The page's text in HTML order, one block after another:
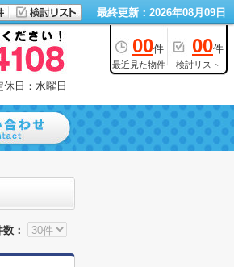
最終更新：2026年08月09日
00件
最近見た物件
00件
検討リスト
休日：水曜日
：